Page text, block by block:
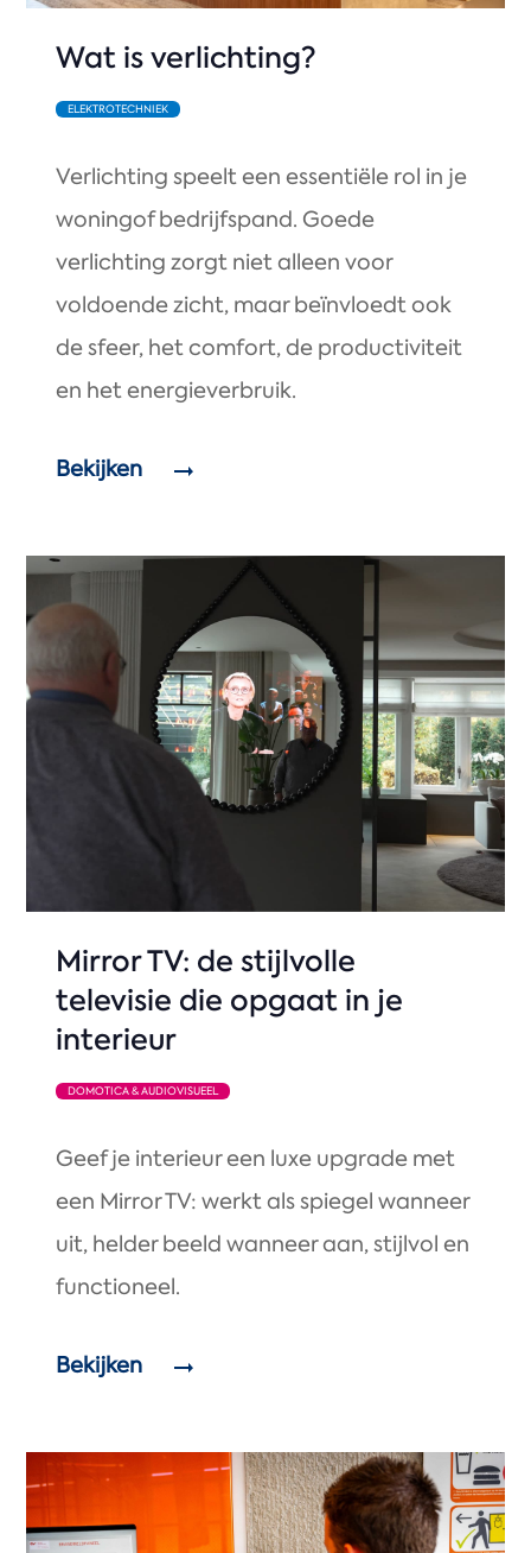
Wat is verlichting?
ELEKTROTECHNIEK
Verlichting speelt een essentiële rol in je
woningof bedrijfspand. Goede
verlichting zorgt niet alleen voor
voldoende zicht, maar beïnvloedt ook
de sfeer, het comfort, de productiviteit
en het energieverbruik.
Bekijken
Mirror TV: de stijlvolle
televisie die opgaat in je
interieur
DOMOTICA & AUDIOVISUEEL
Geef je interieur een luxe upgrade met
een Mirror TV: werkt als spiegel wanneer
uit, helder beeld wanneer aan, stijlvol en
functioneel.
Bekijken